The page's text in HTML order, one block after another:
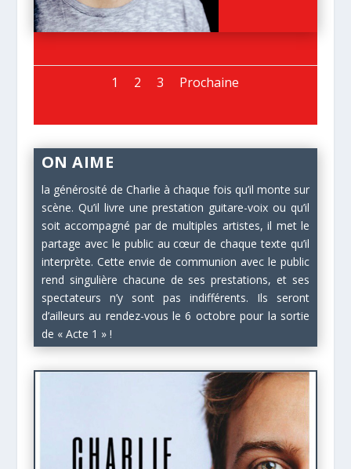
1 2 3 Prochaine
ON AIME
la générosité de Charlie à chaque fois qu’il monte sur
scène. Qu’il livre une prestation guitare-voix ou qu’il
soit accompagné par de multiples artistes, il met le
partage avec le public au cœur de chaque texte qu’il
interprète. Cette envie de communion avec le public
rend singulière chacune de ses prestations, et ses
spectateurs n’y sont pas indifférents. Ils seront
d’ailleurs au rendez-vous le 6 octobre pour la sortie
de « Acte 1 » !